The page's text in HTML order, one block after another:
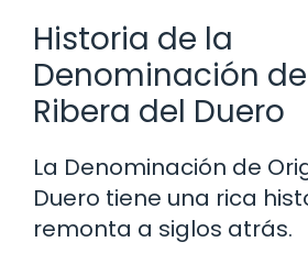
Historia de la
Denominación
Ribera del Duero
La Denominación de
Duero tiene una rica
remonta a siglos atrás.